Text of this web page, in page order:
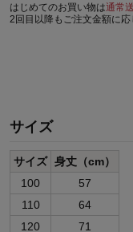
はじめてのお買い物は通常
2回目以降もご注文金額に応
サイズ
サイズ 身丈（cm）
100
57
110
64
120
71